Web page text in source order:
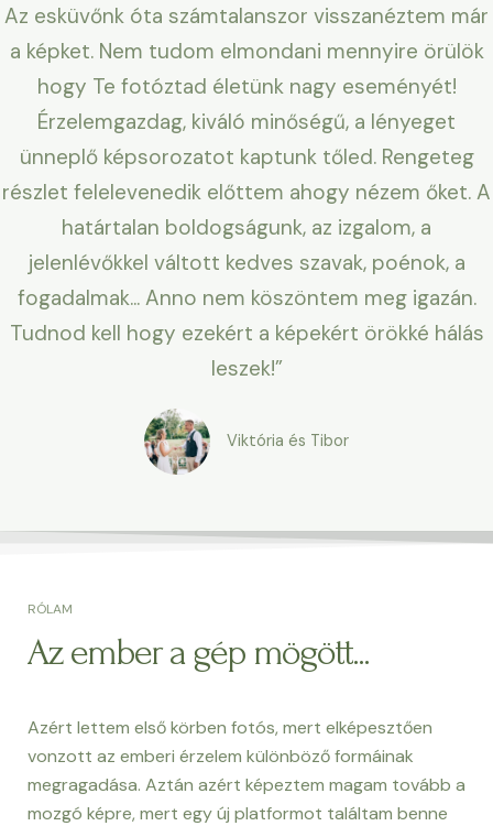
Az esküvőnk óta számtalanszor visszanéztem már
a képket. Nem tudom elmondani mennyire örülök
hogy Te fotóztad életünk nagy eseményét!
Érzelemgazdag, kiváló minőségű, a lényeget
ünneplő képsorozatot kaptunk tőled. Rengeteg
részlet felelevenedik előttem ahogy nézem őket. A
határtalan boldogságunk, az izgalom, a
jelenlévőkkel váltott kedves szavak, poénok, a
fogadalmak... Anno nem köszöntem meg igazán.
Tudnod kell hogy ezekért a képekért örökké hálás
leszek!”​
Viktória és Tibor
RÓLAM
Az ember a gép mögött...
Azért lettem első körben fotós, mert elképesztően
vonzott az emberi érzelem különböző formáinak
megragadása. Aztán azért képeztem magam tovább a
mozgó képre, mert egy új platformot találtam benne